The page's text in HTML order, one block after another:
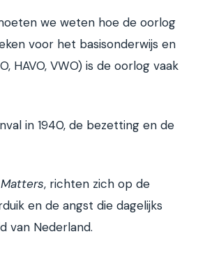
we weten hoe de oorlog
voor het basisonderwijs en
HAVO, VWO) is de oorlog vaak
in 1940, de bezetting en de
, richten zich op de
en de angst die dagelijks
van Nederland.